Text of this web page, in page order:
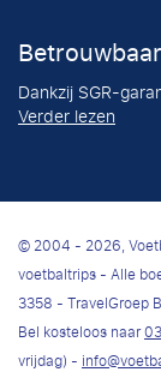
Dankzij SGR-
Verder lezen
© 2004 - 2026,
voetbaltrips - Alle
3358 - TravelGroep
Bel kosteloos naar
vrijdag) -